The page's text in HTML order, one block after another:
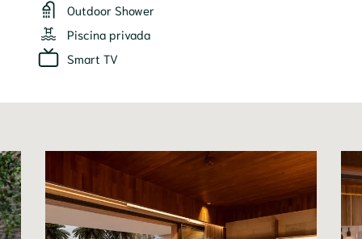
Outdoor Shower
Piscina privada
Smart TV